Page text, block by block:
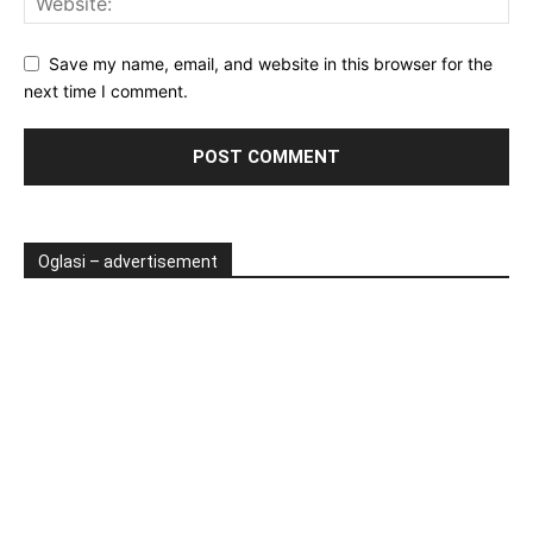
Save my name, email, and website in this browser for the
next time I comment.
Oglasi – advertisement